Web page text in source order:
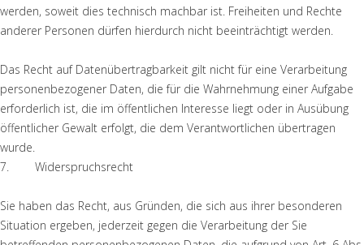
werden, soweit dies technisch machbar ist. Freiheiten und Rechte
anderer Personen dürfen hierdurch nicht beeinträchtigt werden.
Das Recht auf Datenübertragbarkeit gilt nicht für eine Verarbeitung
personenbezogener Daten, die für die Wahrnehmung einer Aufgabe
erforderlich ist, die im öffentlichen Interesse liegt oder in Ausübung
öffentlicher Gewalt erfolgt, die dem Verantwortlichen übertragen
wurde.
7. Widerspruchsrecht
Sie haben das Recht, aus Gründen, die sich aus ihrer besonderen
Situation ergeben, jederzeit gegen die Verarbeitung der Sie